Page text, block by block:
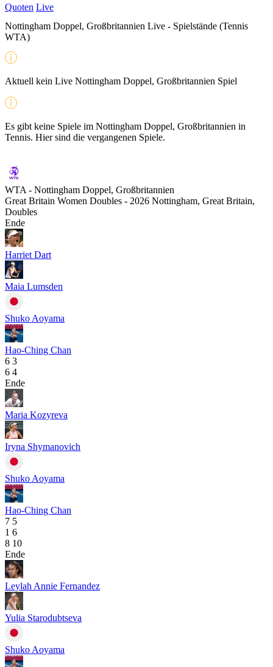
Quoten Live
Nottingham Doppel, Großbritannien Live - Spielstände (Tennis
WTA)
Aktuell kein Live Nottingham Doppel, Großbritannien Spiel
Es gibt keine Spiele im Nottingham Doppel, Großbritannien in
Tennis. Hier sind die vergangenen Spiele.
WTA - Nottingham Doppel, Großbritannien
Great Britain Women Doubles - 2026 Nottingham, Great Britain,
Doubles
Ende
Harriet Dart
Maia Lumsden
Shuko Aoyama
Hao-Ching Chan
6 3
6 4
Ende
Maria Kozyreva
Iryna Shymanovich
Shuko Aoyama
Hao-Ching Chan
7 5
1 6
8 10
Ende
Leylah Annie Fernandez
Yulia Starodubtseva
Shuko Aoyama